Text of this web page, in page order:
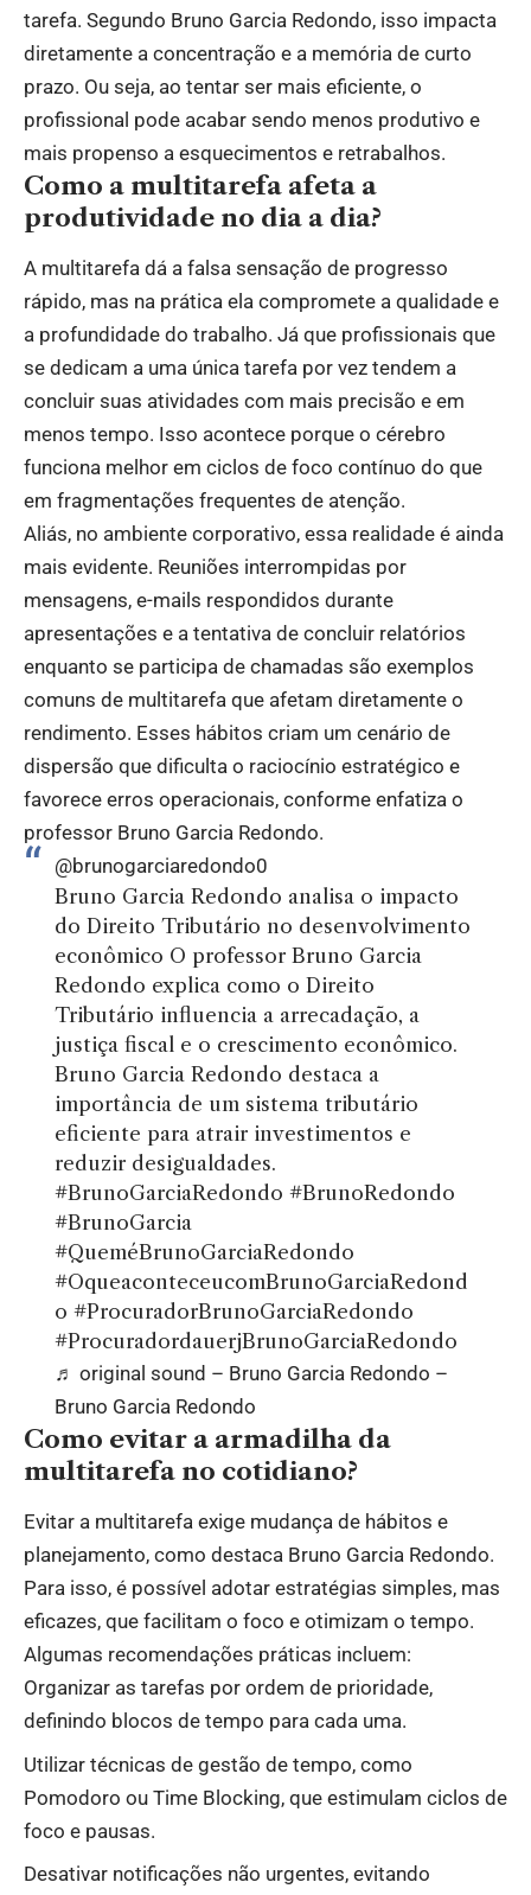
tarefa. Segundo Bruno Garcia Redondo, isso impacta
diretamente a concentração e a memória de curto
prazo. Ou seja, ao tentar ser mais eficiente, o
profissional pode acabar sendo menos produtivo e
mais propenso a esquecimentos e retrabalhos.
Como a multitarefa afeta a
produtividade no dia a dia?
A multitarefa dá a falsa sensação de progresso
rápido, mas na prática ela compromete a qualidade e
a profundidade do trabalho. Já que profissionais que
se dedicam a uma única tarefa por vez tendem a
concluir suas atividades com mais precisão e em
menos tempo. Isso acontece porque o cérebro
funciona melhor em ciclos de foco contínuo do que
em fragmentações frequentes de atenção.
Aliás, no ambiente corporativo, essa realidade é ainda
mais evidente. Reuniões interrompidas por
mensagens, e-mails respondidos durante
apresentações e a tentativa de concluir relatórios
enquanto se participa de chamadas são exemplos
comuns de multitarefa que afetam diretamente o
rendimento. Esses hábitos criam um cenário de
dispersão que dificulta o raciocínio estratégico e
favorece erros operacionais, conforme enfatiza o
professor Bruno Garcia Redondo.
@brunogarciaredondo0
Bruno Garcia Redondo analisa o impacto
do Direito Tributário no desenvolvimento
econômico O professor Bruno Garcia
Redondo explica como o Direito
Tributário influencia a arrecadação, a
justiça fiscal e o crescimento econômico.
Bruno Garcia Redondo destaca a
importância de um sistema tributário
eficiente para atrair investimentos e
reduzir desigualdades.
#BrunoGarciaRedondo #BrunoRedondo
#BrunoGarcia
#QueméBrunoGarciaRedondo
#OqueaconteceucomBrunoGarciaRedond
o #ProcuradorBrunoGarciaRedondo
#ProcuradordauerjBrunoGarciaRedondo
♬ original sound – Bruno Garcia Redondo –
Bruno Garcia Redondo
Como evitar a armadilha da
multitarefa no cotidiano?
Evitar a multitarefa exige mudança de hábitos e
planejamento, como destaca Bruno Garcia Redondo.
Para isso, é possível adotar estratégias simples, mas
eficazes, que facilitam o foco e otimizam o tempo.
Algumas recomendações práticas incluem:
Organizar as tarefas por ordem de prioridade,
definindo blocos de tempo para cada uma.
Utilizar técnicas de gestão de tempo, como
Pomodoro ou Time Blocking, que estimulam ciclos de
foco e pausas.
Desativar notificações não urgentes, evitando